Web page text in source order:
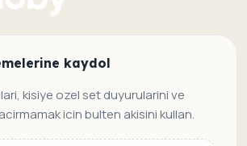
kaydol
kisiye ozel set duyurularini ve
icin bulten akisini kullan.